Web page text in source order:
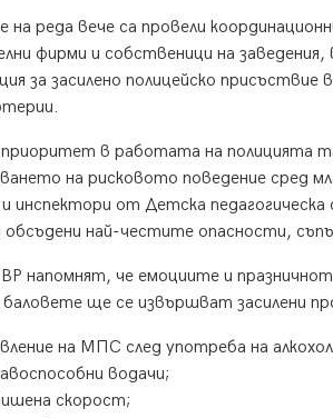
на реда вече са провели
фирми и собственици на
за засилено полицейско
в работата на полицията
на рисковото поведение сред
и инспектори от Детска
обсъдени най-честите опасности,
напомнят, че емоциите и
ще се извършват засилени
на МПС след употреба на
водачи;
скорост;